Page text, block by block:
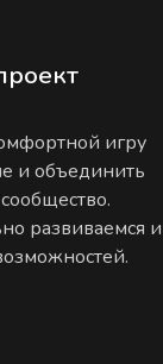
игру
и объединить
развиваемся и